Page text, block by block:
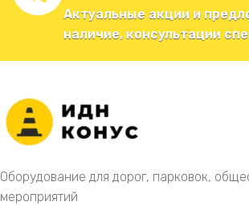
Актуальные акции и
наличие, консультации
Оборудование для дорог, парковок,
мероприятий